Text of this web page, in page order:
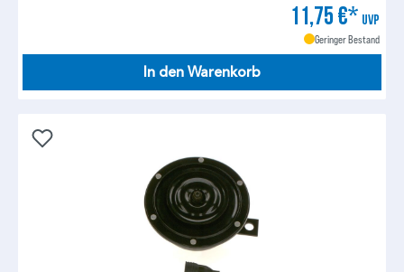
11,75 €* UVP
Geringer Bestand
In den Warenkorb